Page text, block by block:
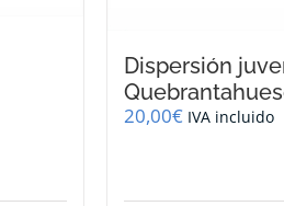
Dispersión
20,00€ IVA incluido